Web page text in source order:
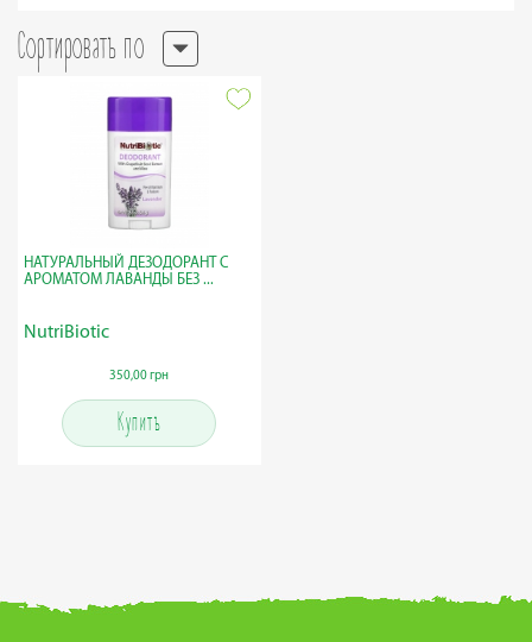
Сортировать по
НАТУРАЛЬНЫЙ ДЕЗОДОРАНТ С
АРОМАТОМ ЛАВАНДЫ БЕЗ ...
NutriBiotic
350,00 грн
Купить